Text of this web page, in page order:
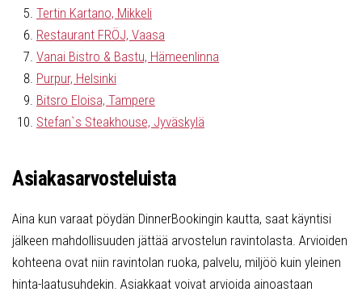
Tertin Kartano, Mikkeli
Restaurant FRÖJ, Vaasa
Vanai Bistro & Bastu, Hämeenlinna
Purpur, Helsinki
Bitsro Eloisa, Tampere
Stefan`s Steakhouse, Jyväskylä
Asiakasarvosteluista
Aina kun varaat pöydän DinnerBookingin kautta, saat käyntisi
jälkeen mahdollisuuden jättää arvostelun ravintolasta. Arvioiden
kohteena ovat niin ravintolan ruoka, palvelu, miljöö kuin yleinen
hinta-laatusuhdekin. Asiakkaat voivat arvioida ainoastaan